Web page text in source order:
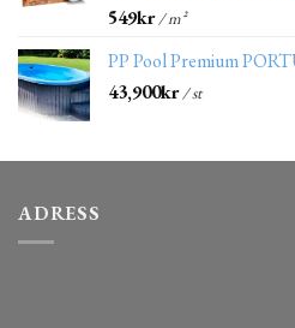
549kr/ m²
PP Pool Premium
43,900kr/ st
ADRESS